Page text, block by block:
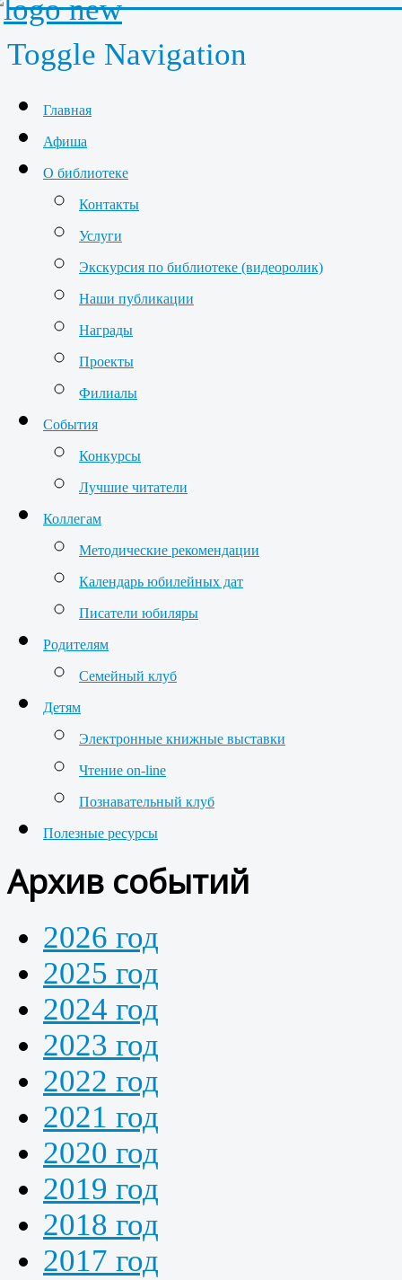
Toggle Navigation
Главная
Афиша
О библиотеке
Контакты
Услуги
Экскурсия по библиотеке (видеоролик)
Наши публикации
Награды
Проекты
Филиалы
События
Конкурсы
Лучшие читатели
Коллегам
Методические рекомендации
Календарь юбилейных дат
Писатели юбиляры
Родителям
Семейный клуб
Детям
Электронные книжные выставки
Чтение on-line
Познавательный клуб
Полезные ресурсы
Архив событий
2026 год
2025 год
2024 год
2023 год
2022 год
2021 год
2020 год
2019 год
2018 год
2017 год